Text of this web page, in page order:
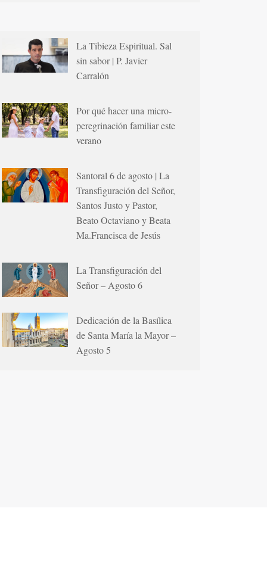
La Tibieza Espiritual. Sal
sin sabor | P. Javier
Carralón
Por qué hacer una micro-
peregrinación familiar este
verano
Santoral 6 de agosto | La
Transfiguración del Señor,
Santos Justo y Pastor,
Beato Octaviano y Beata
Ma.Francisca de Jesús
La Transfiguración del
Señor – Agosto 6
Dedicación de la Basílica
de Santa María la Mayor –
Agosto 5